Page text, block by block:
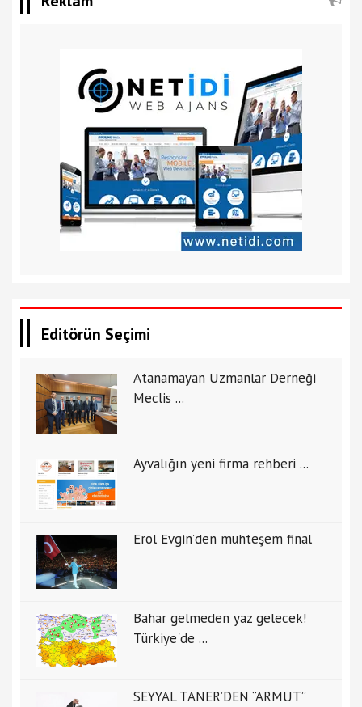
Editörün Seçimi
Atanamayan Uzmanlar Derneği
Meclis ...
Ayvalığın yeni firma rehberi ...
Erol Evgin’den muhteşem final
Bahar gelmeden yaz gelecek!
Türkiye'de ...
SEYYAL TANER’DEN “ARMUT”